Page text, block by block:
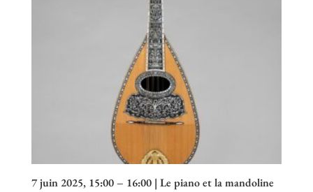
7 juin 2025, 15:00 – 16:00 | Le piano et la mandoline